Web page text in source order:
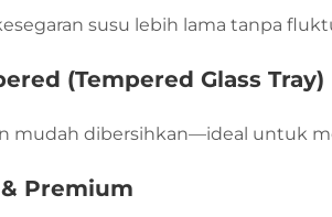
susu lebih lama tanpa
(Tempered Glass Tray)
mudah dibersihkan—ideal untuk
Premium